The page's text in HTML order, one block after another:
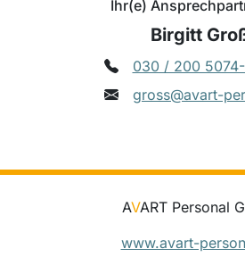
Ihr(e)
Birgitt
030 / 200
gross@avart-
AVART Personal
www.avart-